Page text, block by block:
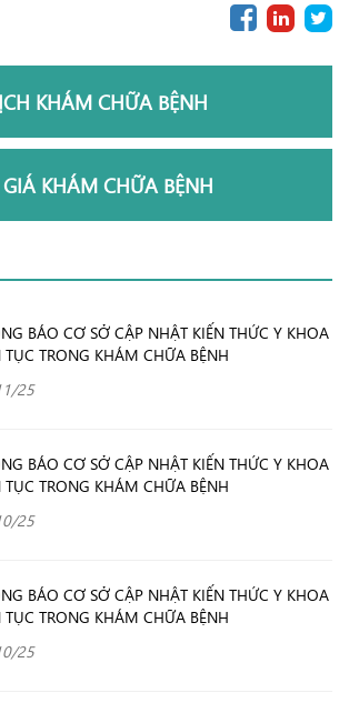
KHÁM CHỮA BỆNH
KHÁM CHỮA BỆNH
BÁO CƠ SỞ CẬP NHẬT KIẾN THỨC Y KHOA
TỤC TRONG KHÁM CHỮA BỆNH
25
BÁO CƠ SỞ CẬP NHẬT KIẾN THỨC Y KHOA
TỤC TRONG KHÁM CHỮA BỆNH
25
BÁO CƠ SỞ CẬP NHẬT KIẾN THỨC Y KHOA
TỤC TRONG KHÁM CHỮA BỆNH
25